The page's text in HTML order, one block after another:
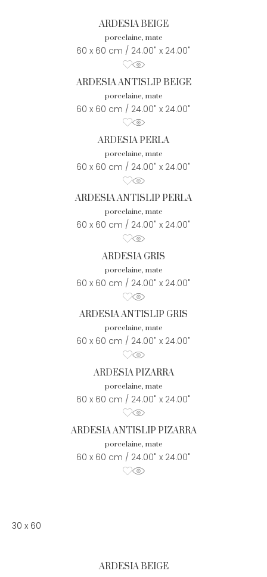
ARDESIA BEIGE
porcelaine, mate
60 x 60 cm / 24.00" x 24.00"
ARDESIA ANTISLIP BEIGE
porcelaine, mate
60 x 60 cm / 24.00" x 24.00"
ARDESIA PERLA
porcelaine, mate
60 x 60 cm / 24.00" x 24.00"
ARDESIA ANTISLIP PERLA
porcelaine, mate
60 x 60 cm / 24.00" x 24.00"
ARDESIA GRIS
porcelaine, mate
60 x 60 cm / 24.00" x 24.00"
ARDESIA ANTISLIP GRIS
porcelaine, mate
60 x 60 cm / 24.00" x 24.00"
ARDESIA PIZARRA
porcelaine, mate
60 x 60 cm / 24.00" x 24.00"
ARDESIA ANTISLIP PIZARRA
porcelaine, mate
60 x 60 cm / 24.00" x 24.00"
30 x 60
ARDESIA BEIGE